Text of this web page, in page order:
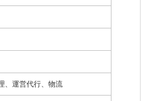
、運営代行、物流